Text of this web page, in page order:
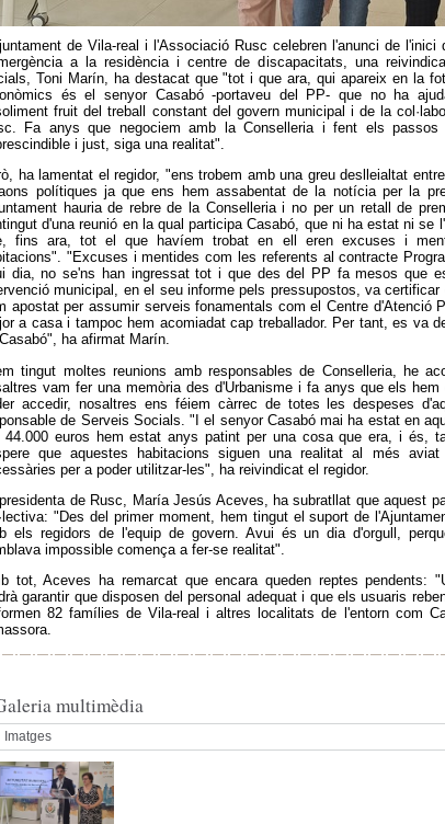
de Vila-real i l'Associació Rusc celebren l'anunci de
a la residència i centre de discapacitats, una
Toni Marín, ha destacat que "tot i que ara, qui apareix en la
és el senyor Casabó -portaveu del PP- que no ha
fruit del treball constant del govern municipal i de la
Fa anys que negociem amb la Conselleria i fent els passos
i just, siga una realitat".
ha lamentat el regidor, "ens trobem amb una greu deslleialtat
polítiques ja que ens hem assabentat de la notícia per la
hauria de rebre de la Conselleria i no per un retall de
d'una reunió en la qual participa Casabó, que ni ha estat ni se
fins ara, tot el que havíem trobat en ell eren excuses i
"Excuses i mentides com les referents al contracte
dia, no se'ns han ingressat tot i que des del PP fa mesos que
municipal, en el seu informe pels pressupostos, va
apostat per assumir serveis fonamentals com el Centre d'Atenció
a casa i tampoc hem acomiadat cap treballador. Per tant, es va
ha afirmat Marín.
tingut moltes reunions amb responsables de Conselleria, he
vam fer una memòria des d'Urbanisme i fa anys que els
accedir, nosaltres ens féiem càrrec de totes les despeses
de Serveis Socials. "I el senyor Casabó mai ha estat en
44.000 euros hem estat anys patint per una cosa que era, i és,
que aquestes habitacions siguen una realitat al més
per a poder utilitzar-les", ha reivindicat el regidor.
presidenta de Rusc, María Jesús Aceves, ha subratllat que aquest
"Des del primer moment, hem tingut el suport de
els regidors de l'equip de govern. Avui és un dia d'orgull,
impossible comença a fer-se realitat".
tot, Aceves ha remarcat que encara queden reptes pendents:
garantir que disposen del personal adequat i que els usuaris
82 famílies de Vila-real i altres localitats de l'entorn com
multimèdia
Imatges